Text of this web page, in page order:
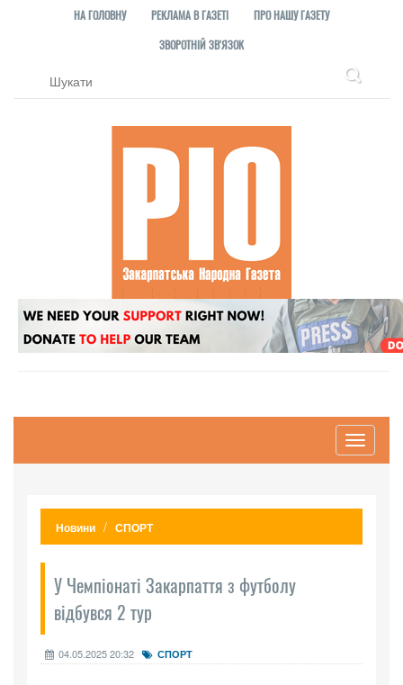
НА ГОЛОВНУ РЕКЛАМА В ГАЗЕТІ
ПРО НАШУ ГАЗЕТУ
ЗВОРОТНІЙ ЗВ'ЯЗОК
Toggle
Новини СПОРТ
У Чемпіонаті Закарпаття з футболу
відбувся 2 тур
04.05.2025 20:32 СПОРТ